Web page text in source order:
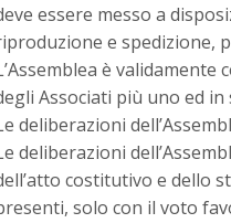
essere messo a
e spedizione,
è
Associati più uno ed
deliberazioni
deliberazioni
costitutivo e dello
solo con il voto